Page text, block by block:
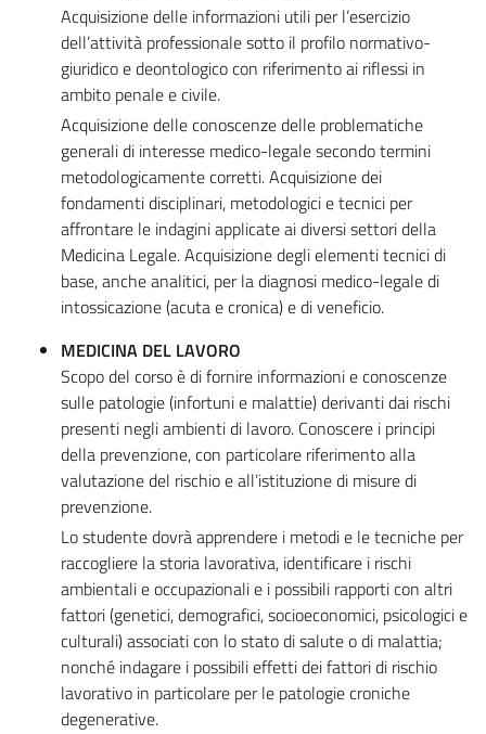
Acquisizione delle informazioni utili per l’esercizio
dell’attività professionale sotto il profilo normativo-
giuridico e deontologico con riferimento ai riflessi in
ambito penale e civile.
Acquisizione delle conoscenze delle problematiche
generali di interesse medico-legale secondo termini
metodologicamente corretti. Acquisizione dei
fondamenti disciplinari, metodologici e tecnici per
affrontare le indagini applicate ai diversi settori della
Medicina Legale. Acquisizione degli elementi tecnici di
base, anche analitici, per la diagnosi medico-legale di
intossicazione (acuta e cronica) e di veneficio.
MEDICINA DEL LAVORO
Scopo del corso è di fornire informazioni e conoscenze
sulle patologie (infortuni e malattie) derivanti dai rischi
presenti negli ambienti di lavoro. Conoscere i principi
della prevenzione, con particolare riferimento alla
valutazione del rischio e all’istituzione di misure di
prevenzione.
Lo studente dovrà apprendere i metodi e le tecniche per
raccogliere la storia lavorativa, identificare i rischi
ambientali e occupazionali e i possibili rapporti con altri
fattori (genetici, demografici, socioeconomici, psicologici e
culturali) associati con lo stato di salute o di malattia;
nonché indagare i possibili effetti dei fattori di rischio
lavorativo in particolare per le patologie croniche
degenerative.